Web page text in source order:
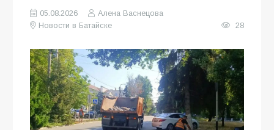
05.08.2026
Алена Васнецова
Новости в Батайске
28